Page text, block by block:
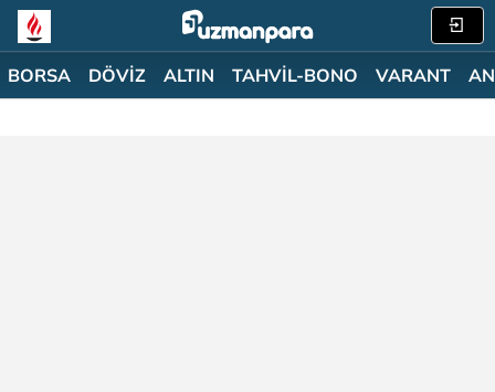
BORSA DÖVİZ ALTIN TAHVİL-BONO VARANT